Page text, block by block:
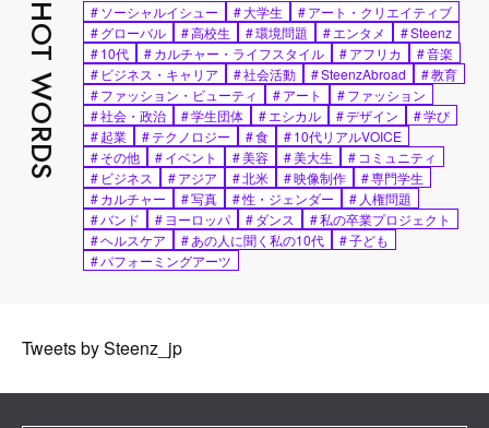
HOT WORDS #ソーシャルイシュー #大学生 #アート・クリエイティブ
#グローバル #高校生 #環境問題 #エンタメ #Steenz
#10代 #カルチャー・ライフスタイル #アフリカ #音楽
# ビジネス・キャリア #社会活動 #SteenzAbroad #教育
#ファッション・ビューティ #アート #ファッション
#社会・政治 #学生団体 #エシカル #デザイン #学び
#起業 #テクノロジー #食 #10代リアルVOICE
#その他 #イベント #美容 #美大生 # コミュニティ
# ビジネス #アジア #北米 #映像制作 #専門学生
#カルチャー #写真 #性・ジェンダー # 人権問題
#バンド #ヨーロッパ #ダンス #私の卒業プロジェクト
#ヘルスケア #あの人に聞く私の10代 #子ども
#パフォーミングアーツ
Tweets by Steenz_jp